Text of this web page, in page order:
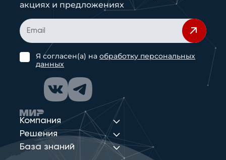
Компания
Решения
База знаний
акциях и предложениях
Я согласен(а) наобработку персональных
данных